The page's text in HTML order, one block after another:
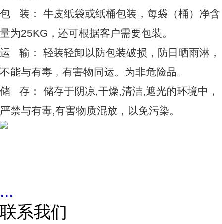
包 装： 牛皮纸袋或纸桶包装，每袋（桶）净含
量为25KG，还可根据客户需要包装。
运 输： 轻装轻卸以防包装破损，防日晒雨淋，
不能与有毒，有害物同运。为非危险品。
储 存： 储存于阴凉,干燥,清洁,遮光的环境中，
严禁与有毒,有害物质混放，以免污染。
...
联系我们